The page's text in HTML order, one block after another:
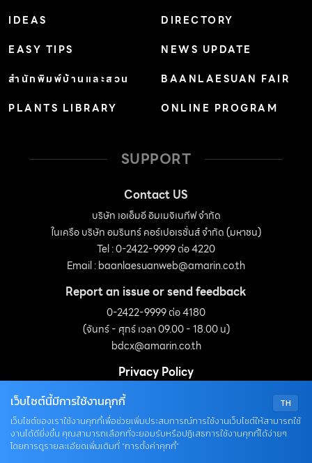
ควรหมั่นตัดแต่งหน่อเก่าหลังดอกโรยอยู่เสมอ จะได้ทรงพุ่มที่
สวยงามและออกดอกตลอดปี ควรปลูกไว้รอบบ้าน เชื่อว่าจะ
วิทยาศาสตร์: Heliconia spp.&hybrid ไม้พุ่มขนาดกลาง
ครึ่งวันถึงตลอดวัน โตเร็ว ทนดินเค็ม ลำต้นเป็นเหง้าทอด
IDEAS
EASY TIPS
สำนักพิมพ์บ้านและสวน
PLANTS LIBRARY
DIRECTORY
NEWS UPDATE
BAANLAESUAN FAIR
ONLINE PROGRAM
SUPPORT
Contact US
บริษัท เอเอ็มอี อิมเมจิเนทีฟ จำกัด
ในเครือ บริษัท อมรินทร์ คอร์เปอเรชั่นส์ จำกัด (มหาชน)
Tel : 0-2422-9999 ต่อ 4220
Email :baanlaesuanweb@amarin.co.th
Report an issue or send feedback
0-2422-9999 ต่อ 4180
(จันทร์ - ศุกร์ เวลา 09.00 - 18.00 น)
bdcx@amarin.co.th
Privacy Policy
OUR SOCIALS
TH
เว็บไซต์นี้มีการใช้งานคุกกี้
เว็บไซต์ของเราใช้งานคุกกี้เพื่อช่วยเพิ่มประสบการณ์การใช้งานเว็บไซต์ให้สามารถใช้
งานได้ดียิ่งขึ้น คุณสามารถเลือกที่จะยอมรับหรือปฏิเสธการใช้งานคุกกี้ได้ง่ายๆ
โดยการดูรายละเอียดเพิ่มเติมที่ “การตั้งค่าคุกกี้”